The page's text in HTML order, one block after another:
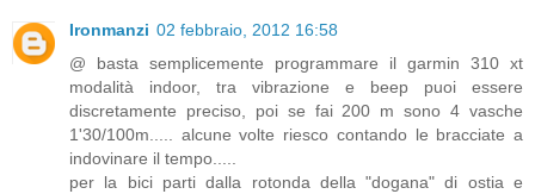
Ironmanzi 02 febbraio, 2012 16:58
@ basta semplicemente programmare il garmin 310 xt
modalità indoor, tra vibrazione e beep puoi essere
discretamente preciso, poi se fai 200 m sono 4 vasche
1'30/100m..... alcune volte riesco contando le bracciate a
indovinare il tempo.....
per la bici parti dalla rotonda della "dogana" di ostia e